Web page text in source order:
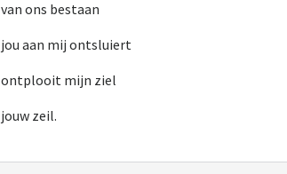
van ons bestaan
jou aan mij ontsluiert
ontplooit mijn ziel
jouw zeil.